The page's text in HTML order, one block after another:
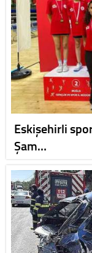
Eskişehirli
Şam…